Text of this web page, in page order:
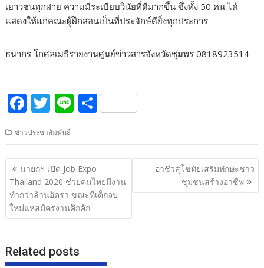
เยาวชนทุกฝาย ความมีระเบียบวินัยที่ดีมากขึ้น ซึ่งทั้ง 50 คน ได้
แสดงให้แก่คณะผู้ฝึกสอนเป็นที่ประจักษ์ดียิ่งทุกประการ
ธนากร โกศลเมธีรายงานศูนย์ข่าวสารจังหวัดชุมพร 0818923514
F
e
b
o
o
k
T
itt
er
Li
e
S
ar
e
ข่าวประชาสัมพันธ์
แนะแนว
เรื่อง
นายกฯ เปิด Job Expo
Thailand 2020 ช่วยคนไทยมีงาน
ทำกว่าล้านอัตรา ขณะที่เด็กจบ
ใหม่แห่สมัครงานคึกคัก
อาชีวสุโขทัยเสริมทักษะชาว
ชุมชนสร้างอาชีพ
Related posts